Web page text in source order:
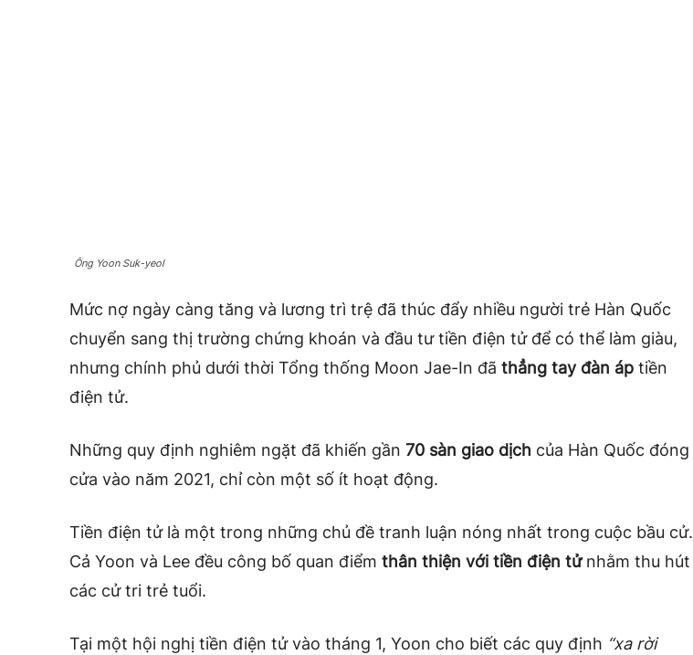
Ông Yoon Suk-yeol
Mức nợ ngày càng tăng và lương trì trệ đã thúc đẩy nhiều người trẻ Hàn Quốc
chuyển sang thị trường chứng khoán và đầu tư tiền điện tử để có thể làm giàu,
nhưng chính phủ dưới thời Tổng thống Moon Jae-In đã thẳng tay đàn áp tiền
điện tử.
Những quy định nghiêm ngặt đã khiến gần 70 sàn giao dịch của Hàn Quốc đóng
cửa vào năm 2021, chỉ còn một số ít hoạt động.
Tiền điện tử là một trong những chủ đề tranh luận nóng nhất trong cuộc bầu cử.
Cả Yoon và Lee đều công bố quan điểm thân thiện với tiền điện tửnhằm thu hút
các cử tri trẻ tuổi.
Tại một hội nghị tiền điện tử vào tháng 1, Yoon cho biết các quy định “xa rời